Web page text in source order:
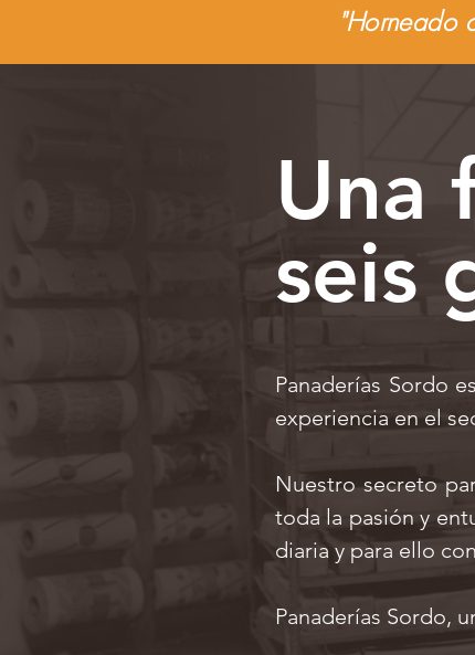
"Horneado
Panaderías Sordo
experiencia en el
Nuestro secreto
toda la pasión y
diaria y para ello
Panaderías Sordo,
Una
seis